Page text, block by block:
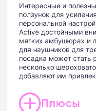
Интересные и
ползунок для
персональной
Active достойными
мягких амбушюрах и
для наушников для
посадка может
несколько
добавляют им
Плюсы